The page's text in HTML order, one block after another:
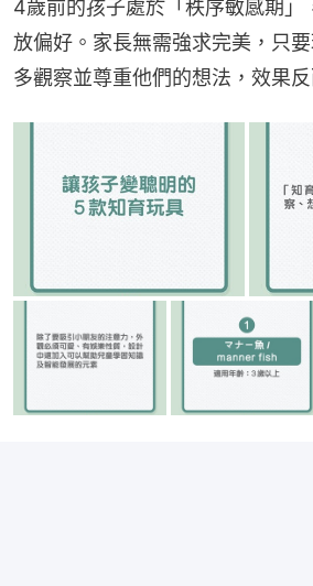
4歲前的孩子處於「秩序敏感期」
放偏好。家長無需強求完美，只
多觀察並尊重他們的想法，效果反